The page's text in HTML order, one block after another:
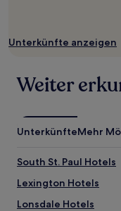
Unterkünfte anzeigen
Weiter
UnterkünfteMehr
South St. Paul Hotels
Lexington Hotels
Lonsdale Hotels